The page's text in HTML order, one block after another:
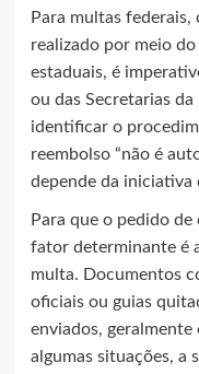
Para multas federais,
realizado por meio
estaduais, é
ou das Secretarias da
identificar o
reembolso “não é
depende da iniciativa
Para que o pedido
fator determinante é
multa. Documentos
oficiais ou guias
enviados,
algumas situações, a